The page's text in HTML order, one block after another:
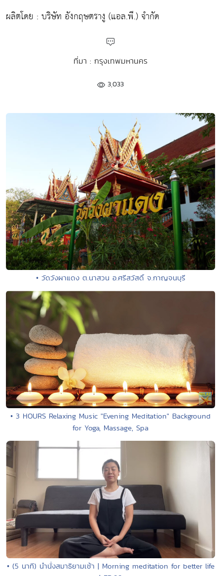
ผลิตโดย : บริษัท อังกฤษตรางู (แอล.พี.) จำกัด
ที่มา : กรุงเทพมหานคร
3,033
• วัดวังผาแดง ต.นาสวน อ.ศรีสวัสดิ์ จ.กาญจนบุรี
• 3 HOURS Relaxing Music "Evening Meditation" Background
for Yoga, Massage, Spa
• (5 นาที) นำนั่งสมาธิยามเช้า | Morning meditation for better life